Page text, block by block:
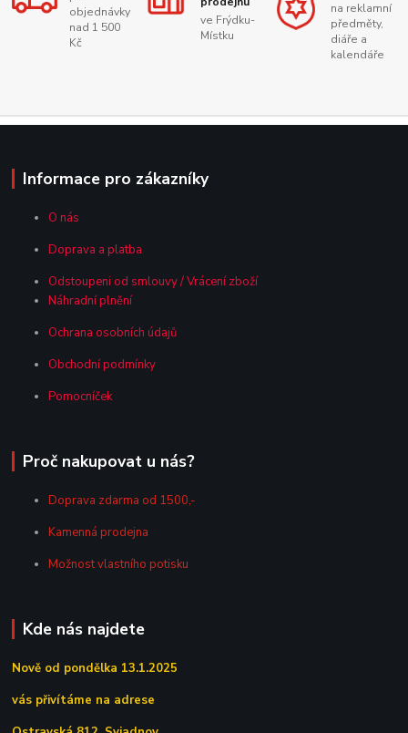
objednávky
nad 1 500
Kč
ve Frýdku-
Místku
na reklamní
předměty,
diáře a
kalendáře
Informace pro zákazníky
O nás
Doprava a platba
Odstoupeni od smlouvy / Vrácení zboží
Náhradní plnění
Ochrana osobních údajů
Obchodní podmínky
Pomocníček
Proč nakupovat u nás?
Doprava zdarma od 1500,-
Kamenná prodejna
Možnost vlastního potisku
Kde nás najdete
Nově od pondělka 13.1.2025
vás přivítáme na adrese